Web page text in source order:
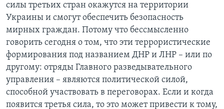
силы третьих стран окажутся на территории
Украины и смогут обеспечить безопасность
мирных граждан. Потому что бессмысленно
говорить сегодня о том, что эти террористические
формирования под названием ДНР и ЛНР – или по
другому: отряды Главного разведывательного
управления – являются политической силой,
способной участвовать в переговорах. Если и когда
появится третья сила, то это может привести к тому,